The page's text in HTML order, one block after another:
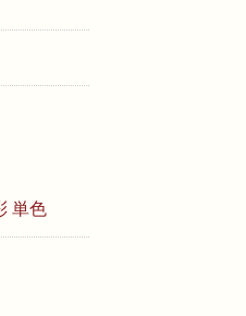
単色